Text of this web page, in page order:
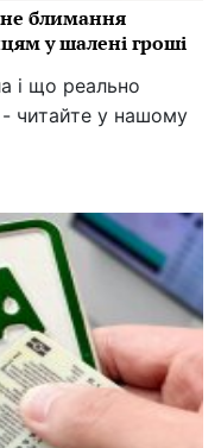
блимання
у шалені гроші
і що реально
читайте у нашому